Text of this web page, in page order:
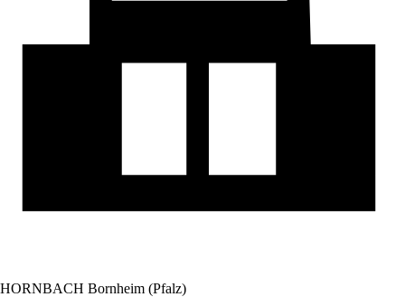
HORNBACH Bornheim (Pfalz)